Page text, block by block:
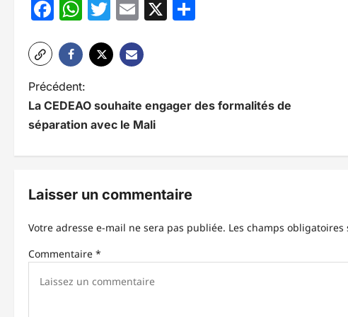
Facebook
WhatsApp
Twitter
Email
X
N
a
g
i
Précédent:
La CEDEAO souhaite engager des formalités de
séparation avec le Mali
Laisser un commentaire
Votre adresse e-mail ne sera pas publiée. Les champs
Commentaire *